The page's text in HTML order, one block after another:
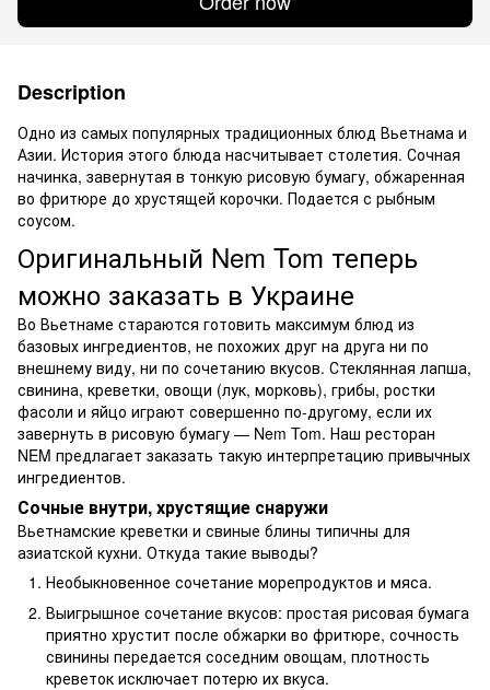
Description
Одно из самых популярных традиционных блюд Вьетнама и
Азии. История этого блюда насчитывает столетия. Сочная
начинка, завернутая в тонкую рисовую бумагу, обжаренная
во фритюре до хрустящей корочки. Подается с рыбным
соусом.
Оригинальный Nem Tom теперь
можно заказать в Украине
Во Вьетнаме стараются готовить максимум блюд из
базовых ингредиентов, не похожих друг на друга ни по
внешнему виду, ни по сочетанию вкусов. Стеклянная лапша,
свинина, креветки, овощи (лук, морковь), грибы, ростки
фасоли и яйцо играют совершенно по-другому, если их
завернуть в рисовую бумагу — Nem Tom. Наш ресторан
NEM предлагает заказать такую ​​интерпретацию привычных
ингредиентов.
Сочные внутри, хрустящие снаружи
Вьетнамские креветки и свиные блины типичны для
азиатской кухни. Откуда такие выводы?
Необыкновенное сочетание морепродуктов и мяса.
Выигрышное сочетание вкусов: простая рисовая бумага
приятно хрустит после обжарки во фритюре, сочность
свинины передается соседним овощам, плотность
креветок исключает потерю их вкуса.